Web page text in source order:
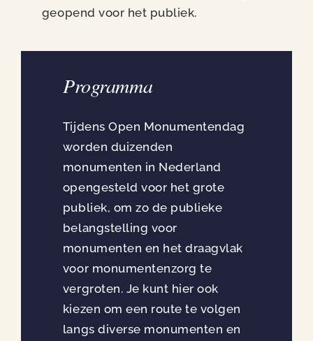
geopend voor het publiek.
Programma
Tijdens Open Monumentendag
worden duizenden
monumenten in Nederland
opengesteld voor het grote
publiek, om zo de publieke
belangstelling voor
monumenten en het draagvlak
voor monumentenzorg te
vergroten. Je kunt hier ook
kiezen om een route te volgen
langs diverse monumenten en